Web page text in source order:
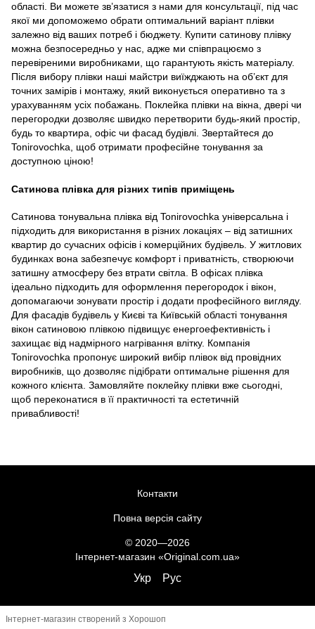
області. Ви можете зв’язатися з нами для консультації, під час
якої ми допоможемо обрати оптимальний варіант плівки
залежно від ваших потреб і бюджету. Купити сатинову плівку
можна безпосередньо у нас, адже ми співпрацюємо з
перевіреними виробниками, що гарантують якість матеріалу.
Після вибору плівки наші майстри виїжджають на об’єкт для
точних замірів і монтажу, який виконується оперативно та з
урахуванням усіх побажань. Поклейка плівки на вікна, двері чи
перегородки дозволяє швидко перетворити будь-який простір,
будь то квартира, офіс чи фасад будівлі. Звертайтеся до
Tonirovochka, щоб отримати професійне тонування за
доступною ціною!
Сатинова плівка для різних типів приміщень
Сатинова тонувальна плівка від Tonirovochka універсальна і
підходить для використання в різних локаціях – від затишних
квартир до сучасних офісів і комерційних будівель. У житлових
будинках вона забезпечує комфорт і приватність, створюючи
затишну атмосферу без втрати світла. В офісах плівка
ідеально підходить для оформлення перегородок і вікон,
допомагаючи зонувати простір і додати професійного вигляду.
Для фасадів будівель у Києві та Київській області тонування
вікон сатиновою плівкою підвищує енергоефективність і
захищає від надмірного нагрівання влітку. Компанія
Tonirovochka пропонує широкий вибір плівок від провідних
виробників, що дозволяє підібрати оптимальне рішення для
кожного клієнта. Замовляйте поклейку плівки вже сьогодні,
щоб переконатися в її практичності та естетичній
привабливості!
Контакти
Повна версія сайту
© 2020—2026
Інтернет-магазин «Original.com.ua»
Укр Рус
Інтернет-магазин створений з Хорошоп